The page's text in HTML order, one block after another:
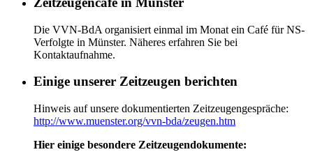
Die VVN-BdA organisiert einmal im Monat ein Café für NS-
Verfolgte in Münster. Näheres erfahren Sie bei
Kontaktaufnahme.
Einige unserer Zeitzeugen berichten
Hinweis auf unsere dokumentierten Zeitzeugengespräche:
http://www.muenster.org/vvn-bda/zeugen.htm
Hier einige besondere Zeitzeugendokumente: